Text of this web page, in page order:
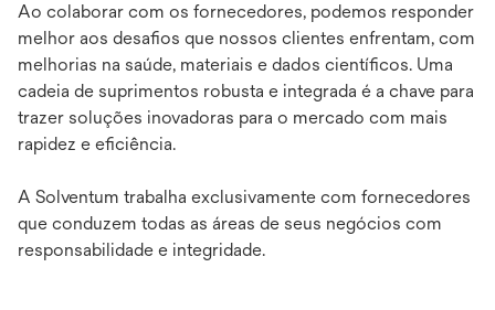
Ao colaborar com os fornecedores, podemos responder
melhor aos desafios que nossos clientes enfrentam, com
melhorias na saúde, materiais e dados científicos. Uma
cadeia de suprimentos robusta e integrada é a chave para
trazer soluções inovadoras para o mercado com mais
rapidez e eficiência.
A Solventum trabalha exclusivamente com fornecedores
que conduzem todas as áreas de seus negócios com
responsabilidade e integridade.